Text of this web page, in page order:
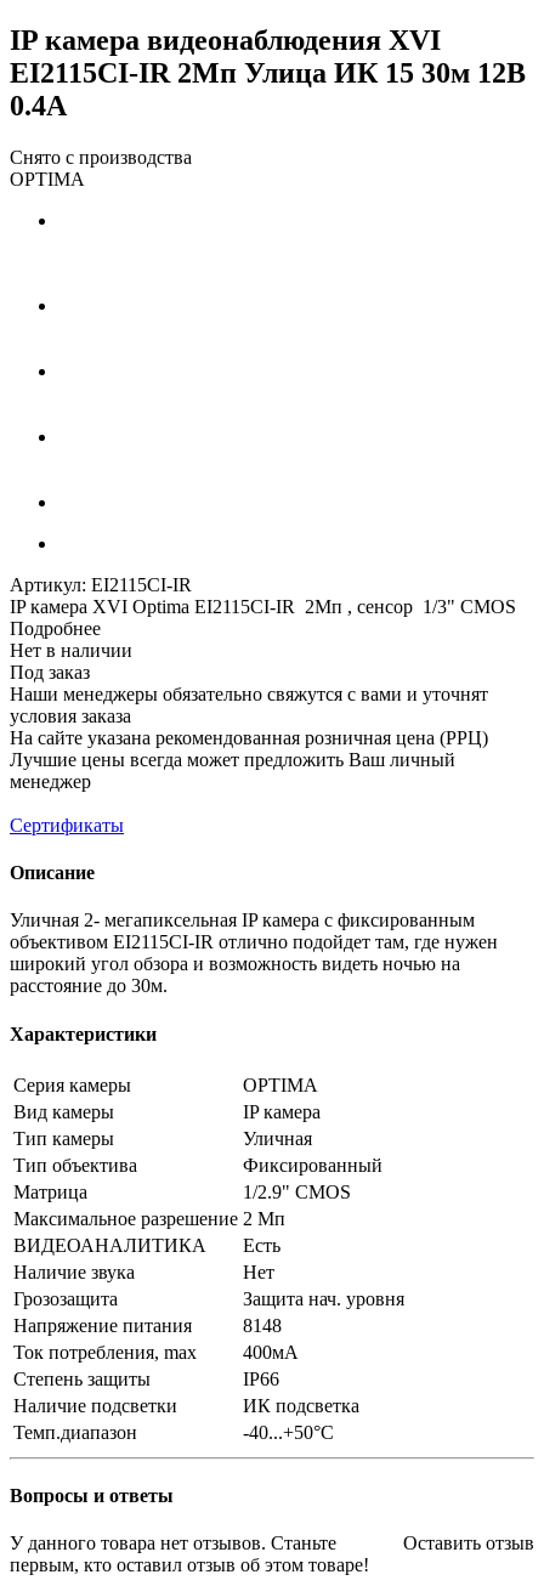
IP камера видеонаблюдения XVI
EI2115CI-IR 2Мп Улица ИК 15 30м 12В
0.4А
Снято с производства
OPTIMA
Артикул: EI2115CI-IR
IP камера XVI Optima EI2115CI-IR 2Мп , сенсор 1/3" CMOS
Подробнее
Нет в наличии
Под заказ
Наши менеджеры обязательно свяжутся с вами и уточнят
условия заказа
На сайте указана рекомендованная розничная цена (РРЦ)
Лучшие цены всегда может предложить Ваш личный
менеджер
Сертификаты
Описание
Уличная 2- мегапиксельная IP камера с фиксированным
объективом EI2115CI-IR отлично подойдет там, где нужен
широкий угол обзора и возможность видеть ночью на
расстояние до 30м.
Характеристики
Серия камеры
OPTIMA
Вид камеры
IP камера
Тип камеры
Уличная
Тип объектива
Фиксированный
Матрица
1/2.9" CMOS
Максимальное разрешение 2 Мп
ВИДЕОАНАЛИТИКА
Есть
Наличие звука
Нет
Грозозащита
Защита нач. уровня
Напряжение питания
8148
Ток потребления, max
400мА
Степень защиты
IP66
Наличие подсветки
ИК подсветка
Темп.диапазон
-40...+50°С
Вопросы и ответы
Оставить отзыв
У данного товара нет отзывов. Станьте
первым, кто оставил отзыв об этом товаре!